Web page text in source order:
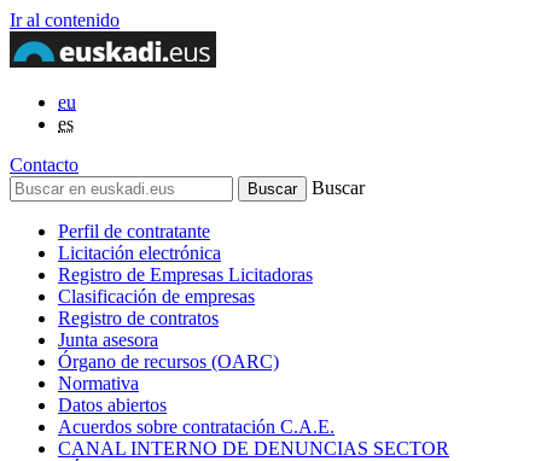
Ir al contenido
eu
es
Contacto
Buscar
Perfil de contratante
Licitación electrónica
Registro de Empresas Licitadoras
Clasificación de empresas
Registro de contratos
Junta asesora
Órgano de recursos (OARC)
Normativa
Datos abiertos
Acuerdos sobre contratación C.A.E.
CANAL INTERNO DE DENUNCIAS SECTOR